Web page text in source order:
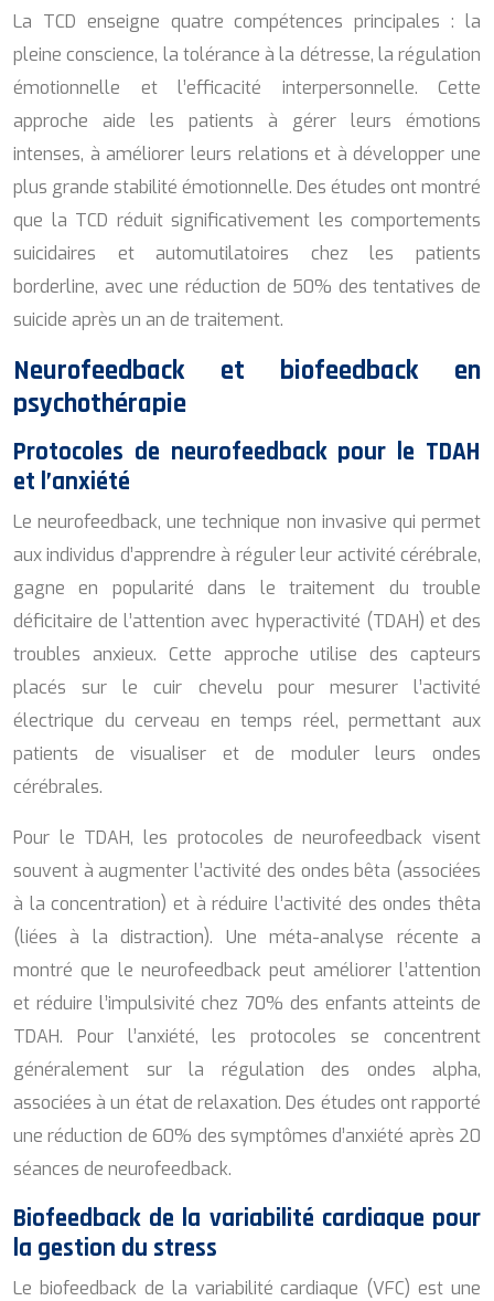
La TCD enseigne quatre compétences principales : la
pleine conscience, la tolérance à la détresse, la régulation
émotionnelle et l’efficacité interpersonnelle. Cette
approche aide les patients à gérer leurs émotions
intenses, à améliorer leurs relations et à développer une
plus grande stabilité émotionnelle. Des études ont montré
que la TCD réduit significativement les comportements
suicidaires et automutilatoires chez les patients
borderline, avec une réduction de 50% des tentatives de
suicide après un an de traitement.
Neurofeedback et biofeedback en
psychothérapie
Protocoles de neurofeedback pour le TDAH
et l’anxiété
Le neurofeedback, une technique non invasive qui permet
aux individus d’apprendre à réguler leur activité cérébrale,
gagne en popularité dans le traitement du trouble
déficitaire de l’attention avec hyperactivité (TDAH) et des
troubles anxieux. Cette approche utilise des capteurs
placés sur le cuir chevelu pour mesurer l’activité
électrique du cerveau en temps réel, permettant aux
patients de visualiser et de moduler leurs ondes
cérébrales.
Pour le TDAH, les protocoles de neurofeedback visent
souvent à augmenter l’activité des ondes bêta (associées
à la concentration) et à réduire l’activité des ondes thêta
(liées à la distraction). Une méta-analyse récente a
montré que le neurofeedback peut améliorer l’attention
et réduire l’impulsivité chez 70% des enfants atteints de
TDAH. Pour l’anxiété, les protocoles se concentrent
généralement sur la régulation des ondes alpha,
associées à un état de relaxation. Des études ont rapporté
une réduction de 60% des symptômes d’anxiété après 20
séances de neurofeedback.
Biofeedback de la variabilité cardiaque pour
la gestion du stress
Le biofeedback de la variabilité cardiaque (VFC) est une